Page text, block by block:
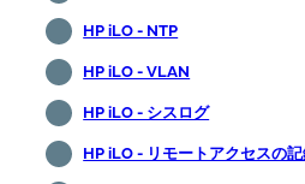
HP iLO - NTP
HP iLO - VLAN
HP iLO - シスログ
HP iLO - リモートアクセスの